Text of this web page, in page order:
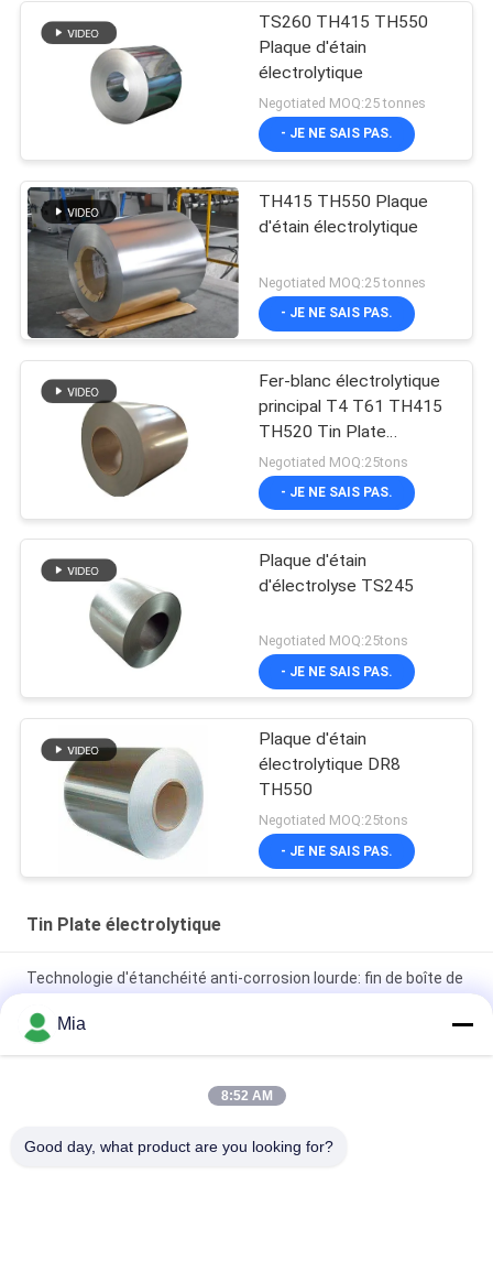
TS260 TH415 TH550
Plaque d'étain
électrolytique
Negotiated MOQ:25 tonnes
- JE NE SAIS PAS.
TH415 TH550 Plaque
d'étain électrolytique
Negotiated MOQ:25 tonnes
- JE NE SAIS PAS.
Fer-blanc électrolytique
principal T4 T61 TH415
TH520 Tin Plate
électrolytique SPTE TFS
Negotiated MOQ:25tons
- JE NE SAIS PAS.
Plaque d'étain
d'électrolyse TS245
Negotiated MOQ:25tons
- JE NE SAIS PAS.
Plaque d'étain
électrolytique DR8
TH550
Negotiated MOQ:25tons
- JE NE SAIS PAS.
Tin Plate électrolytique
Technologie d'étanchéité anti-corrosion lourde: fin de boîte de
Feuilles de fer blanc électrolytique de qualité MR pour la
Résistant à la rouille
Mia
8:52 AM
Good day, what product are you looking for?